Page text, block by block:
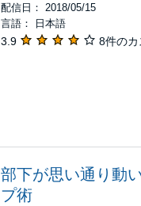
配信日： 2018/05/15
言語： 日本語
3.9 8件のカ
部下が思い通り動
プ術